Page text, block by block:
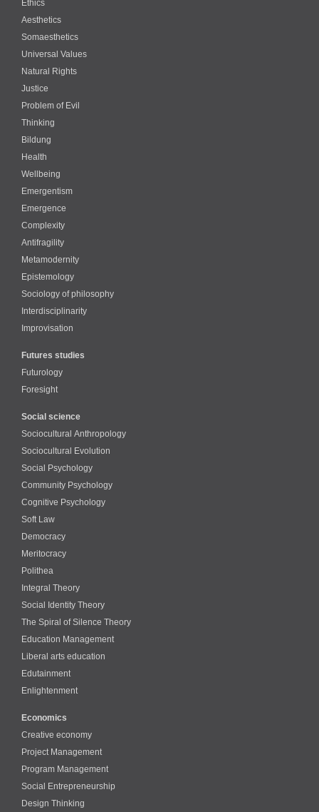
Ethics
Aesthetics
Somaesthetics
Universal Values
Natural Rights
Justice
Problem of Evil
Thinking
Bildung
Health
Wellbeing
Emergentism
Emergence
Complexity
Antifragility
Metamodernity
Epistemology
Sociology of philosophy
Interdisciplinarity
Improvisation
Futures studies
Futurology
Foresight
Social science
Sociocultural Anthropology
Sociocultural Evolution
Social Psychology
Community Psychology
Cognitive Psychology
Soft Law
Democracy
Meritocracy
Polithea
Integral Theory
Social Identity Theory
The Spiral of Silence Theory
Education Management
Liberal arts education
Edutainment
Enlightenment
Economics
Creative economy
Project Management
Program Management
Social Entrepreneurship
Design Thinking